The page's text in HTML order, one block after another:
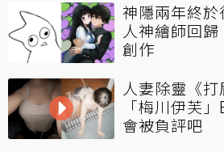
神隱兩年終
人神繪師回
創作
人妻除靈《
「梅川伊芙
會被負評吧